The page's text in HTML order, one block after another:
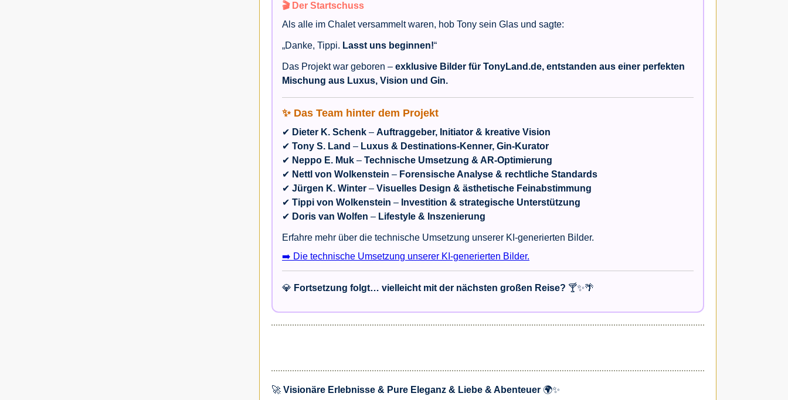
🎬 Der Startschuss
Als alle im Chalet versammelt waren, hob Tony sein Glas und sagte:
„Danke, Tippi. Lasst uns beginnen!“
Das Projekt war geboren – exklusive Bilder für TonyLand.de, entstanden aus einer perfekten
Mischung aus Luxus, Vision und Gin.
✨ Das Team hinter dem Projekt
✔ Dieter K. Schenk – Auftraggeber, Initiator & kreative Vision
✔ Tony S. Land – Luxus & Destinations-Kenner, Gin-Kurator
✔ Neppo E. Muk – Technische Umsetzung & AR-Optimierung
✔ Nettl von Wolkenstein – Forensische Analyse & rechtliche Standards
✔ Jürgen K. Winter – Visuelles Design & ästhetische Feinabstimmung
✔ Tippi von Wolkenstein – Investition & strategische Unterstützung
✔ Doris van Wolfen – Lifestyle & Inszenierung
Erfahre mehr über die technische Umsetzung unserer KI-generierten Bilder.
➡️ Die technische Umsetzung unserer KI-generierten Bilder.
💎 Fortsetzung folgt… vielleicht mit der nächsten großen Reise? 🍸✨🌴
🚀 Visionäre Erlebnisse & Pure Eleganz & Liebe & Abenteuer 🌍✨